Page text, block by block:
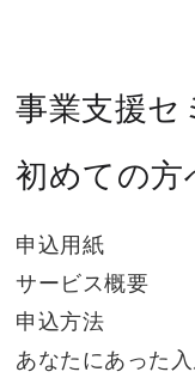
事業支援セ
初めての方
申込用紙
サービス概要
申込方法
あなたにあった